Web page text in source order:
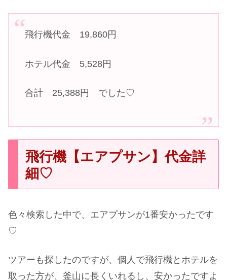
飛行機代金 19,860円
ホテル代金 5,528円
合計 25,388円 でした♡
飛行機【エアプサン】代金詳
細♡
色々検索した中で、エアプサンが1番安かったです
♡
ツアーも探したのですが、個人で飛行機とホテルを
取った方が、釜山に長くいれるし、安かったですよ